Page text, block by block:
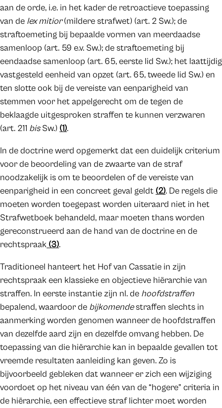
aan de orde, i.e. in het kader de retroactieve toepassing
van de lex mitior(mildere strafwet) (art. 2 Sw.); de
straftoemeting bij bepaalde vormen van meerdaadse
samenloop (art. 59 e.v. Sw.); de straftoemeting bij
eendaadse samenloop (art. 65, eerste lid Sw.); het laattijdig
vastgesteld eenheid van opzet (art. 65, tweede lid Sw.) en
ten slotte ook bij de vereiste van eenparigheid van
stemmen voor het appelgerecht om de tegen de
beklaagde uitgesproken straffen te kunnen verzwaren
(art. 211 bisSw.) (1).
In de doctrine werd opgemerkt dat een duidelijk criterium
voor de beoordeling van de zwaarte van de straf
noodzakelijk is om te beoordelen of de vereiste van
eenparigheid in een concreet geval geldt (2). De regels die
moeten worden toegepast worden uiteraard niet in het
Strafwetboek behandeld, maar moeten thans worden
gereconstrueerd aan de hand van de doctrine en de
rechtspraak (3).
Traditioneel hanteert het Hof van Cassatie in zijn
rechtspraak een klassieke en objectieve hiërarchie van
straffen. In eerste instantie zijn nl. de hoofdstraffen
bepalend, waardoor de bijkomendestraffen slechts in
aanmerking worden genomen wanneer de hoofdstraffen
van dezelfde aard zijn en dezelfde omvang hebben. De
toepassing van die hiërarchie kan in bepaalde gevallen tot
vreemde resultaten aanleiding kan geven. Zo is
bijvoorbeeld gebleken dat wanneer er zich een wijziging
voordoet op het niveau van één van de “hogere” criteria in
de hiërarchie, een effectieve straf lichter moet worden